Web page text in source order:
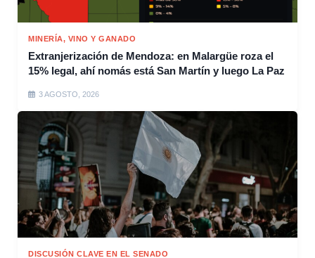
MINERÍA, VINO Y GANADO
Extranjerización de Mendoza: en Malargüe roza el
15% legal, ahí nomás está San Martín y luego La Paz
3 AGOSTO, 2026
DISCUSIÓN CLAVE EN EL SENADO